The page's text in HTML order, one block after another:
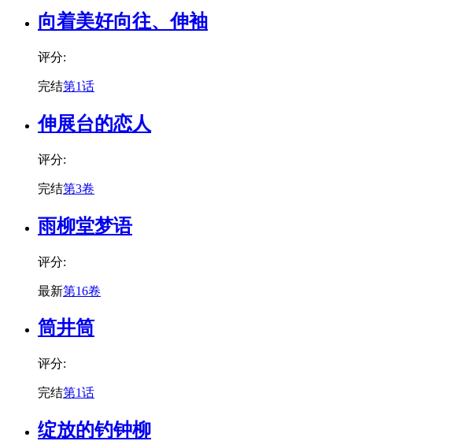
向着美好向往、伸袖
评分:
完结第1话
伸展台的恋人
评分:
完结第3卷
雨柳堂梦语
评分:
最新第16卷
筒井筒
评分:
完结第1话
绽放的钓钟柳